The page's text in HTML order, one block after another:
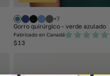
+7
Gorro quirúrgico - verde azulado
Fabricado en Canadá
Regular
$13